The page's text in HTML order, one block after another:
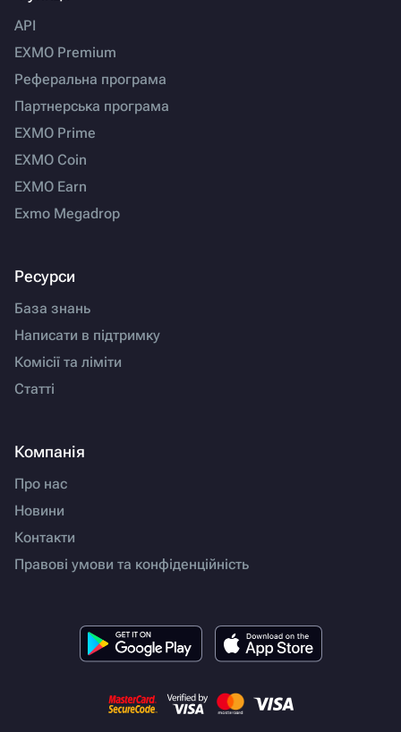
API
EXMO Premium
Реферальна програма
Партнерська програма
EXMO Prime
EXMO Coin
EXMO Earn
Exmo Megadrop
Ресурси
База знань
Написати в підтримку
Комісії та ліміти
Статті
Компанія
Про нас
Новини
Контакти
Правові умови та конфіденційність